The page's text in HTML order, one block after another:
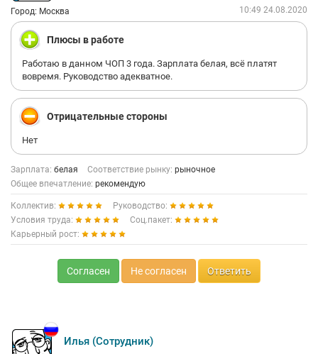
Город: Москва 10:49 24.08.2020
Плюсы в работе
Работаю в данном ЧОП 3 года. Зарплата белая, всё платят
вовремя. Руководство адекватное.
Отрицательные стороны
Нет
Зарплата: белая Соответствие рынку: рыночное
Общее впечатление: рекомендую
Коллектив:
Руководство:
Условия труда:
Соц.пакет:
Карьерный рост:
Согласен Не согласен Ответить
Илья (Сотрудник)